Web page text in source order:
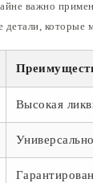
важно
детали, которые
Высокая